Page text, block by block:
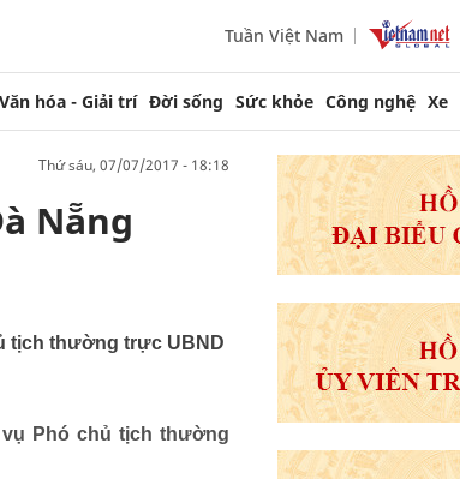
Tuần Việt Nam
Văn hóa - Giải trí Đời sống Sức khỏe Công nghệ Xe
thứ sáu, 07/07/2017 - 18:18
Nẵng
tịch thường trực UBND
Phó chủ tịch thường